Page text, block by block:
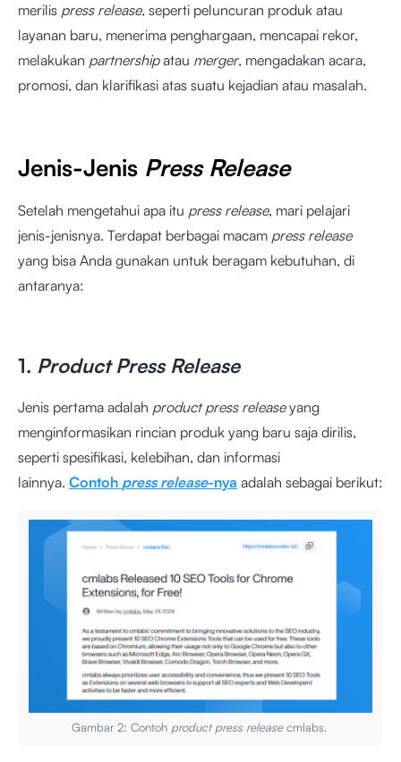
merilis press release, seperti peluncuran produk atau
layanan baru, menerima penghargaan, mencapai rekor,
melakukan partnershipatau merger, mengadakan acara,
promosi, dan klarifikasi atas suatu kejadian atau masalah.
Jenis-Jenis Press Release
Setelah mengetahui apa itu press release, mari pelajari
jenis-jenisnya. Terdapat berbagai macam press release
yang bisa Anda gunakan untuk beragam kebutuhan, di
antaranya:
1. Product Press Release
Jenis pertama adalah product press releaseyang
menginformasikan rincian produk yang baru saja dirilis,
seperti spesifikasi, kelebihan, dan informasi
lainnya. Contoh press release-nya adalah sebagai berikut:
Gambar 2: Contoh product press releasecmlabs.